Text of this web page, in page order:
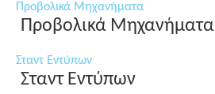
Προβολικά Μηχανήματα
Προβολικά Μηχανήματα
Σταντ Εντύπων
Σταντ Εντύπων